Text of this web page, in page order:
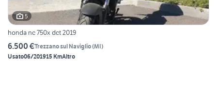
5
honda nc 750x dct 2019
6.500 €Trezzano sul Naviglio(MI)
Usato06/201915 KmAltro